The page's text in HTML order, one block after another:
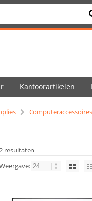
Kantoorartikelen
Computeraccessoires
2 resultaten
Weergave: